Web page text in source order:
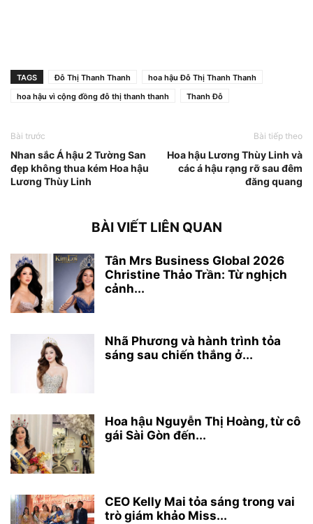
TAGS Đỗ Thị Thanh Thanh
hoa hậu Đỗ Thị Thanh Thanh
hoa hậu vì cộng đồng đỗ thị thanh thanh
Thanh Đỗ
Bài trước
Nhan sắc Á hậu 2 Tường San
đẹp không thua kém Hoa hậu
Lương Thùy Linh
Bài tiếp theo
Hoa hậu Lương Thùy Linh và
các á hậu rạng rỡ sau đêm
đăng quang
BÀI VIẾT LIÊN QUAN
Tân Mrs Business Global 2026
Christine Thảo Trần: Từ nghịch
cảnh...
Nhã Phương và hành trình tỏa
sáng sau chiến thắng ở...
Hoa hậu Nguyễn Thị Hoàng, từ cô
gái Sài Gòn đến...
CEO Kelly Mai tỏa sáng trong vai
trò giám khảo Miss...